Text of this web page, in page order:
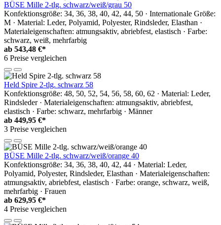
BÜSE Mille 2-tlg. schwarz/weiß/grau 50
Konfektionsgröße: 34, 36, 38, 40, 42, 44, 50 · Internationale Größe:
M · Material: Leder, Polyamid, Polyester, Rindsleder, Elasthan ·
Materialeigenschaften: atmungsaktiv, abriebfest, elastisch · Farbe:
schwarz, weiß, mehrfarbig
ab 543,48 €*
6 Preise vergleichen
Held Spire 2-tlg. schwarz 58
Konfektionsgröße: 48, 50, 52, 54, 56, 58, 60, 62 · Material: Leder,
Rindsleder · Materialeigenschaften: atmungsaktiv, abriebfest,
elastisch · Farbe: schwarz, mehrfarbig · Männer
ab 449,95 €*
3 Preise vergleichen
BÜSE Mille 2-tlg. schwarz/weiß/orange 40
Konfektionsgröße: 34, 36, 38, 40, 42, 44 · Material: Leder,
Polyamid, Polyester, Rindsleder, Elasthan · Materialeigenschaften:
atmungsaktiv, abriebfest, elastisch · Farbe: orange, schwarz, weiß,
mehrfarbig · Frauen
ab 629,95 €*
4 Preise vergleichen